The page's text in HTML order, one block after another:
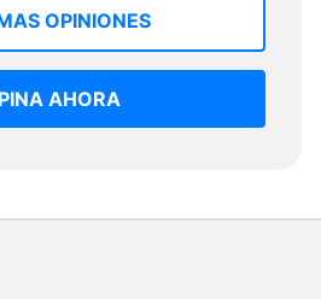
OPINIONES
AHORA